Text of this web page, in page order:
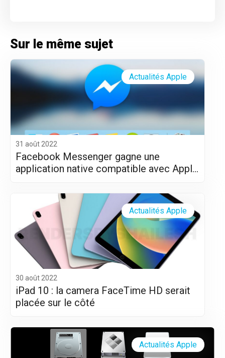
Sur le même sujet
31 août 2022
Facebook Messenger gagne une
application native compatible avec Apple
Actualités Apple
30 août 2022
iPad 10 : la camera FaceTime HD serait
placée sur le côté
Actualités Apple
Actualités Apple